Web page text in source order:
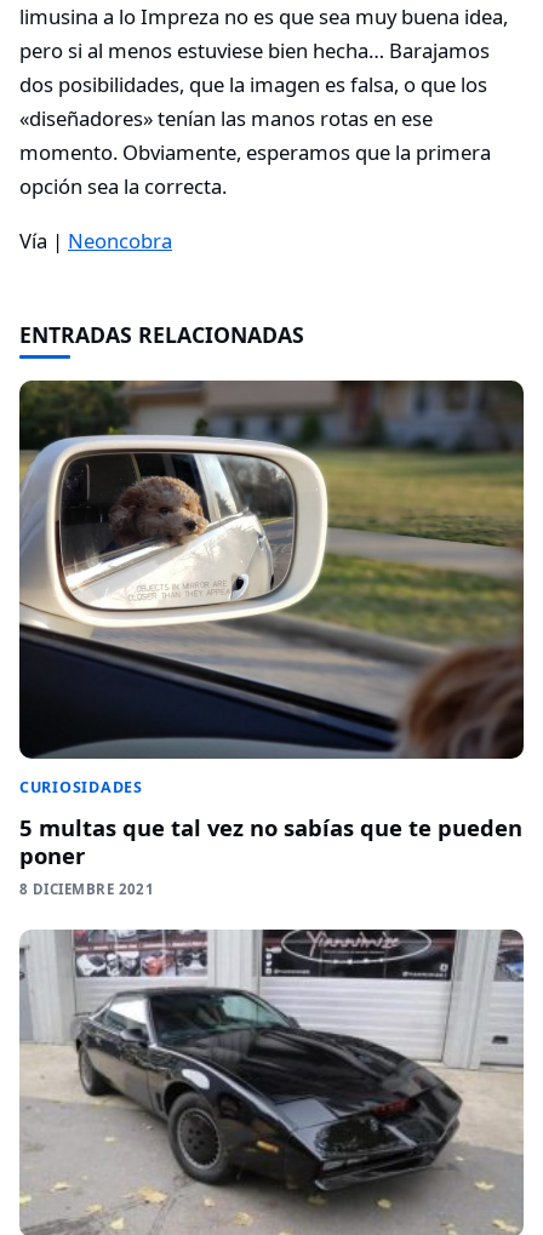
limusina a lo Impreza no es que sea muy buena idea,
pero si al menos estuviese bien hecha… Barajamos
dos posibilidades, que la imagen es falsa, o que los
«diseñadores» tenían las manos rotas en ese
momento. Obviamente, esperamos que la primera
opción sea la correcta.
Vía | Neoncobra
ENTRADAS RELACIONADAS
CURIOSIDADES
5 multas que tal vez no sabías que te pueden
poner
8 DICIEMBRE 2021